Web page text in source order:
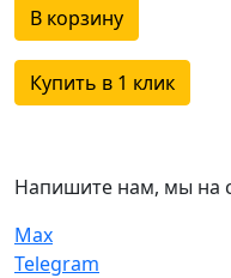
В корзину
Купить в 1 клик
Напишите нам, мы на
Max
Telegram